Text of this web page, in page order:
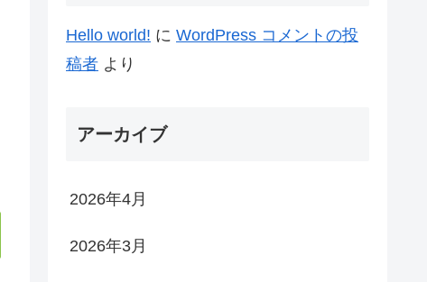
Hello world! に WordPress コメントの投
稿者 より
アーカイブ
2026年4月
2026年3月